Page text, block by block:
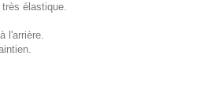
élastique.
l'arrière.